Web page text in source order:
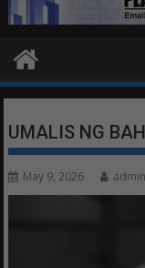
UMALIS NG
May 9, 2026